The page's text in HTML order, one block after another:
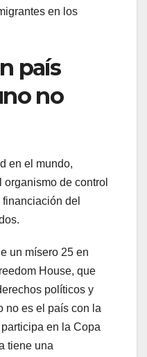
en los
país
no
en el mundo,
de control
del
un mísero 25 en
House, que
políticos y
no es el país con la
en la Copa
tiene una